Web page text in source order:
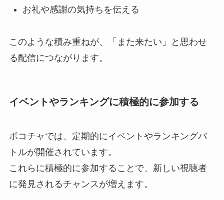
お礼や感謝の気持ちを伝える
このような積み重ねが、「また来たい」と思わせ
る配信につながります。
イベントやランキングに積極的に参加する
ポコチャでは、定期的にイベントやランキングバ
トルが開催されています。
これらに積極的に参加することで、新しい視聴者
に発見されるチャンスが増えます。